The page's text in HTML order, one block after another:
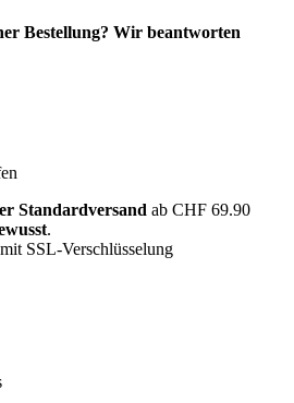
Bestellung? Wir beantworten
Standardversand ab CHF 69.90
.
mit SSL-Verschlüsselung